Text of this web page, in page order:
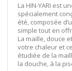
La HIN-YARI est
spécialement
été, composée
simple tout en
La maille, douce
votre chaleur et
étudiée de la
la douche, à la